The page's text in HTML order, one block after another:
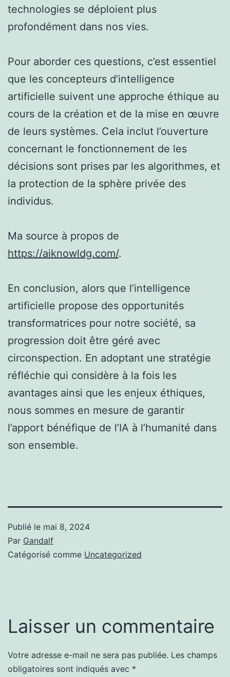
technologies se déploient plus
profondément dans nos vies.
Pour aborder ces questions, c’est essentiel
que les concepteurs d’intelligence
artificielle suivent une approche éthique au
cours de la création et de la mise en œuvre
de leurs systèmes. Cela inclut l’ouverture
concernant le fonctionnement de les
décisions sont prises par les algorithmes, et
la protection de la sphère privée des
individus.
Ma source à propos de
https://aiknowldg.com/.
En conclusion, alors que l’intelligence
artificielle propose des opportunités
transformatrices pour notre société, sa
progression doit être géré avec
circonspection. En adoptant une stratégie
réfléchie qui considère à la fois les
avantages ainsi que les enjeux éthiques,
nous sommes en mesure de garantir
l’apport bénéfique de l’IA à l’humanité dans
son ensemble.
Publié le mai 8, 2024
Par Gandalf
Catégorisé comme Uncategorized
Laisser un commentaire
Votre adresse e-mail ne sera pas publiée. Les champs
obligatoires sont indiqués avec *